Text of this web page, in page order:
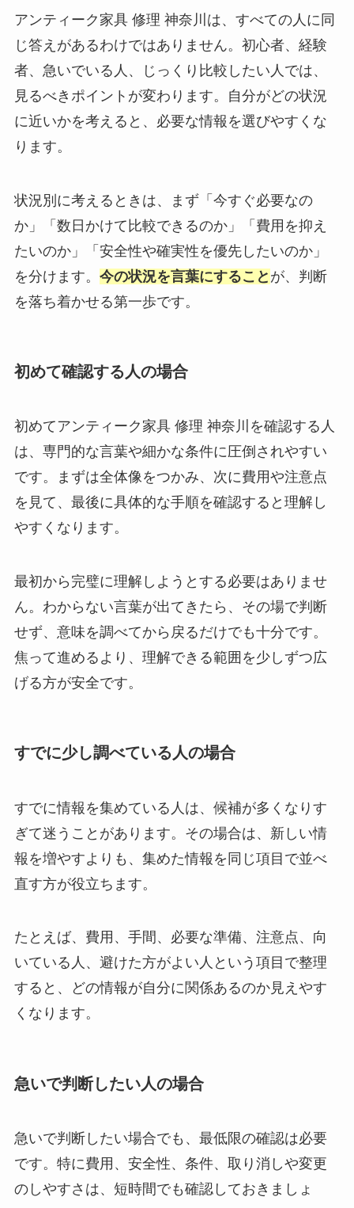
アンティーク家具 修理 神奈川は、すべての人に同
じ答えがあるわけではありません。初心者、経験
者、急いでいる人、じっくり比較したい人では、
見るべきポイントが変わります。自分がどの状況
に近いかを考えると、必要な情報を選びやすくな
ります。
状況別に考えるときは、まず「今すぐ必要なの
か」「数日かけて比較できるのか」「費用を抑え
たいのか」「安全性や確実性を優先したいのか」
を分けます。 今の状況を言葉にすること が、判断
を落ち着かせる第一歩です。
初めて確認する人の場合
初めてアンティーク家具 修理 神奈川を確認する人
は、専門的な言葉や細かな条件に圧倒されやすい
です。まずは全体像をつかみ、次に費用や注意点
を見て、最後に具体的な手順を確認すると理解し
やすくなります。
最初から完璧に理解しようとする必要はありませ
ん。わからない言葉が出てきたら、その場で判断
せず、意味を調べてから戻るだけでも十分です。
焦って進めるより、理解できる範囲を少しずつ広
げる方が安全です。
すでに少し調べている人の場合
すでに情報を集めている人は、候補が多くなりす
ぎて迷うことがあります。その場合は、新しい情
報を増やすよりも、集めた情報を同じ項目で並べ
直す方が役立ちます。
たとえば、費用、手間、必要な準備、注意点、向
いている人、避けた方がよい人という項目で整理
すると、どの情報が自分に関係あるのか見えやす
くなります。
急いで判断したい人の場合
急いで判断したい場合でも、最低限の確認は必要
です。特に費用、安全性、条件、取り消しや変更
のしやすさは、短時間でも確認しておきましょ